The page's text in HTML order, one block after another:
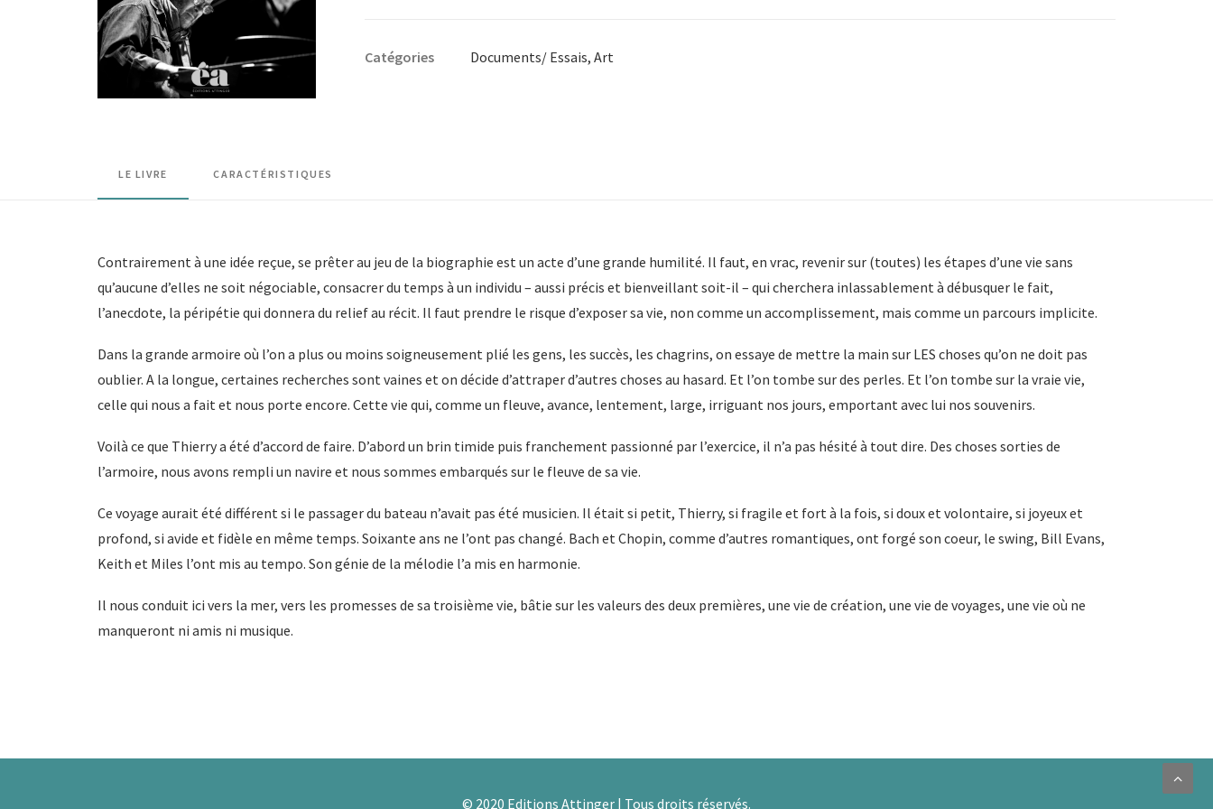
Thierry
larme
Catégories Documents/ Essais, Art
LE LIVRE CARACTÉRISTIQUES
Contrairement à une idée reçue, se prêter au jeu de la biographie est un acte d’une grande humilité. Il faut, en vrac, revenir sur (toutes) les étapes d’une vie sans
qu’aucune d’elles ne soit négociable, consacrer du temps à un individu – aussi précis et bienveillant soit-il – qui cherchera inlassablement à débusquer le fait,
l’anecdote, la péripétie qui donnera du relief au récit. Il faut prendre le risque d’exposer sa vie, non comme un accomplissement, mais comme un parcours implicite.
Dans la grande armoire où l’on a plus ou moins soigneusement plié les gens, les succès, les chagrins, on essaye de mettre la main sur LES choses qu’on ne doit pas
oublier. A la longue, certaines recherches sont vaines et on décide d’attraper d’autres choses au hasard. Et l’on tombe sur des perles. Et l’on tombe sur la vraie vie,
celle qui nous a fait et nous porte encore. Cette vie qui, comme un fleuve, avance, lentement, large, irriguant nos jours, emportant avec lui nos souvenirs.
Voilà ce que Thierry a été d’accord de faire. D’abord un brin timide puis franchement passionné par l’exercice, il n’a pas hésité à tout dire. Des choses sorties de
l’armoire, nous avons rempli un navire et nous sommes embarqués sur le fleuve de sa vie.
Ce voyage aurait été différent si le passager du bateau n’avait pas été musicien. Il était si petit, Thierry, si fragile et fort à la fois, si doux et volontaire, si joyeux et
profond, si avide et fidèle en même temps. Soixante ans ne l’ont pas changé. Bach et Chopin, comme d’autres romantiques, ont forgé son coeur, le swing, Bill Evans,
Keith et Miles l’ont mis au tempo. Son génie de la mélodie l’a mis en harmonie.
Il nous conduit ici vers la mer, vers les promesses de sa troisième vie, bâtie sur les valeurs des deux premières, une vie de création, une vie de voyages, une vie où ne
manqueront ni amis ni musique.
© 2020 Editions Attinger | Tous droits réservés.